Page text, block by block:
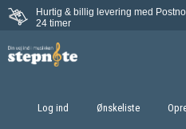
Hurtig & billig levering med
24 timer
Log ind Ønskeliste